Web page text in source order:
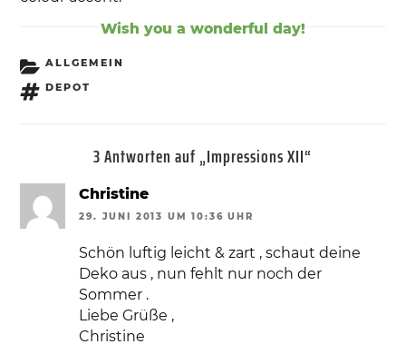
Wish you a wonderful day!
KATEGORIEN
ALLGEMEIN
SCHLAGWÖRTER
DEPOT
3 Antworten auf „Impressions XII“
Christine
29. JUNI 2013 UM 10:36 UHR
Schön luftig leicht & zart , schaut deine
Deko aus , nun fehlt nur noch der
Sommer .
Liebe Grüße ,
Christine